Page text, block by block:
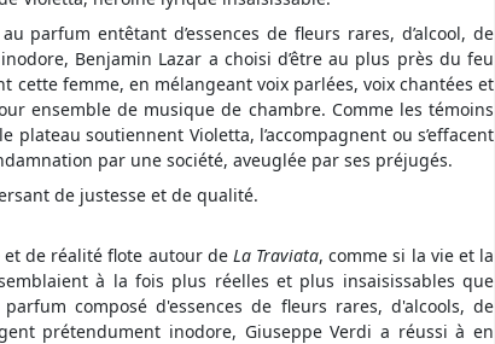
parfum entêtant d’essences de fleurs rares, d’alcool, de
Benjamin Lazar a choisi d’être au plus près du feu
cette femme, en mélangeant voix parlées, voix chantées et
ensemble de musique de chambre. Comme les témoins
soutiennent Violetta, l’accompagnent ou s’effacent
par une société, aveuglée par ses préjugés.
de justesse et de qualité.
de réalité flote autour de La Traviata, comme si la vie et la
à la fois plus réelles et plus insaisissables que
composé d'essences de fleurs rares, d'alcools, de
prétendument inodore, Giuseppe Verdi a réussi à en